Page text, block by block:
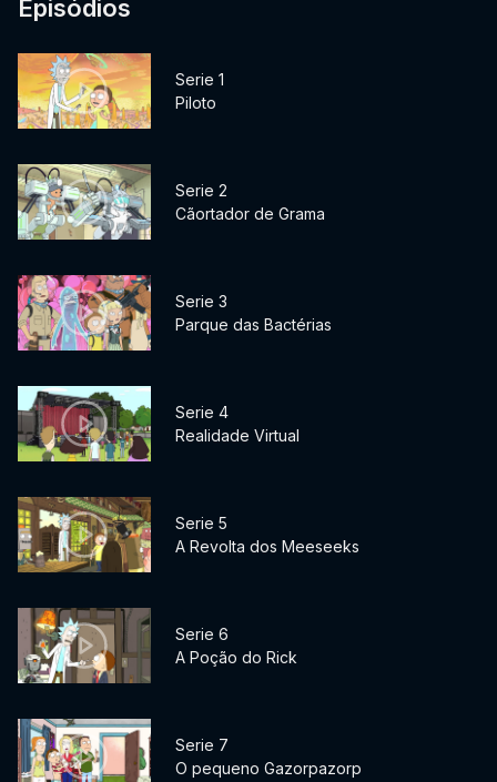
Episódios
Serie 1
Piloto
Serie 2
Cãortador de Grama
Serie 3
Parque das Bactérias
Serie 4
Realidade Virtual
Serie 5
A Revolta dos Meeseeks
Serie 6
A Poção do Rick
Serie 7
O pequeno Gazorpazorp